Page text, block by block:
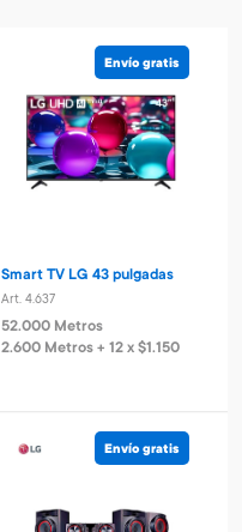
Envío gratis
Smart TV LG 43 pulgadas
Art. 4.637
52.000 Metros
2.600 Metros + 12 x $1.150
Envío gratis